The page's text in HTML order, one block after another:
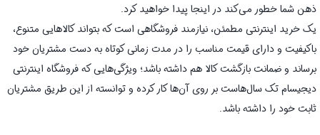
ذهن شما خطور می‌کند در اینجا پیدا خواهید کرد.
یک خرید اینترنتی مطمئن، نیازمند فروشگاهی است که بتواند کالاهایی متنوع،
باکیفیت و دارای قیمت مناسب را در مدت زمانی کوتاه به دست مشتریان خود
برساند و ضمانت بازگشت کالا هم داشته باشد؛ ویژگی‌هایی که فروشگاه اینترنتی
دیجیسام تک سال‌هاست بر روی آن‌ها کار کرده و توانسته از این طریق مشتریان
ثابت خود را داشته باشد.